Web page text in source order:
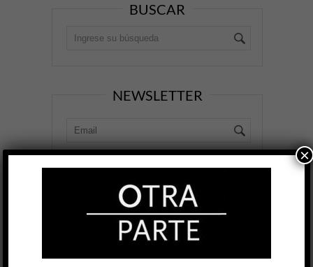
BUSCAR
NEWSLETTER
EDICIÓN IMPRESA
×